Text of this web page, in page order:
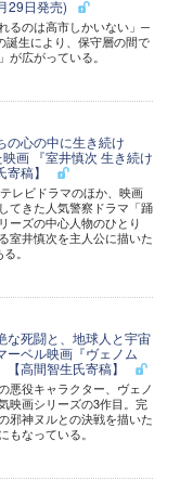
29日発売)
るのは高市しかいない」─
誕生により、保守層の間で
が広がっている。
の心の中に生き続け
画 『室井慎次 生き続け
稿】
レビドラマのほか、映画
てきた人気警察ドラマ「踊
ーズの中心人物のひとり
室井慎次を主人公に描いた
。
な死闘と、地球人と宇宙
ーベル映画『ヴェノム
高間智生氏寄稿】
悪役キャラクター、ヴェノ
映画シリーズの3作目。完
邪神ヌルとの決戦を描いた
もなっている。